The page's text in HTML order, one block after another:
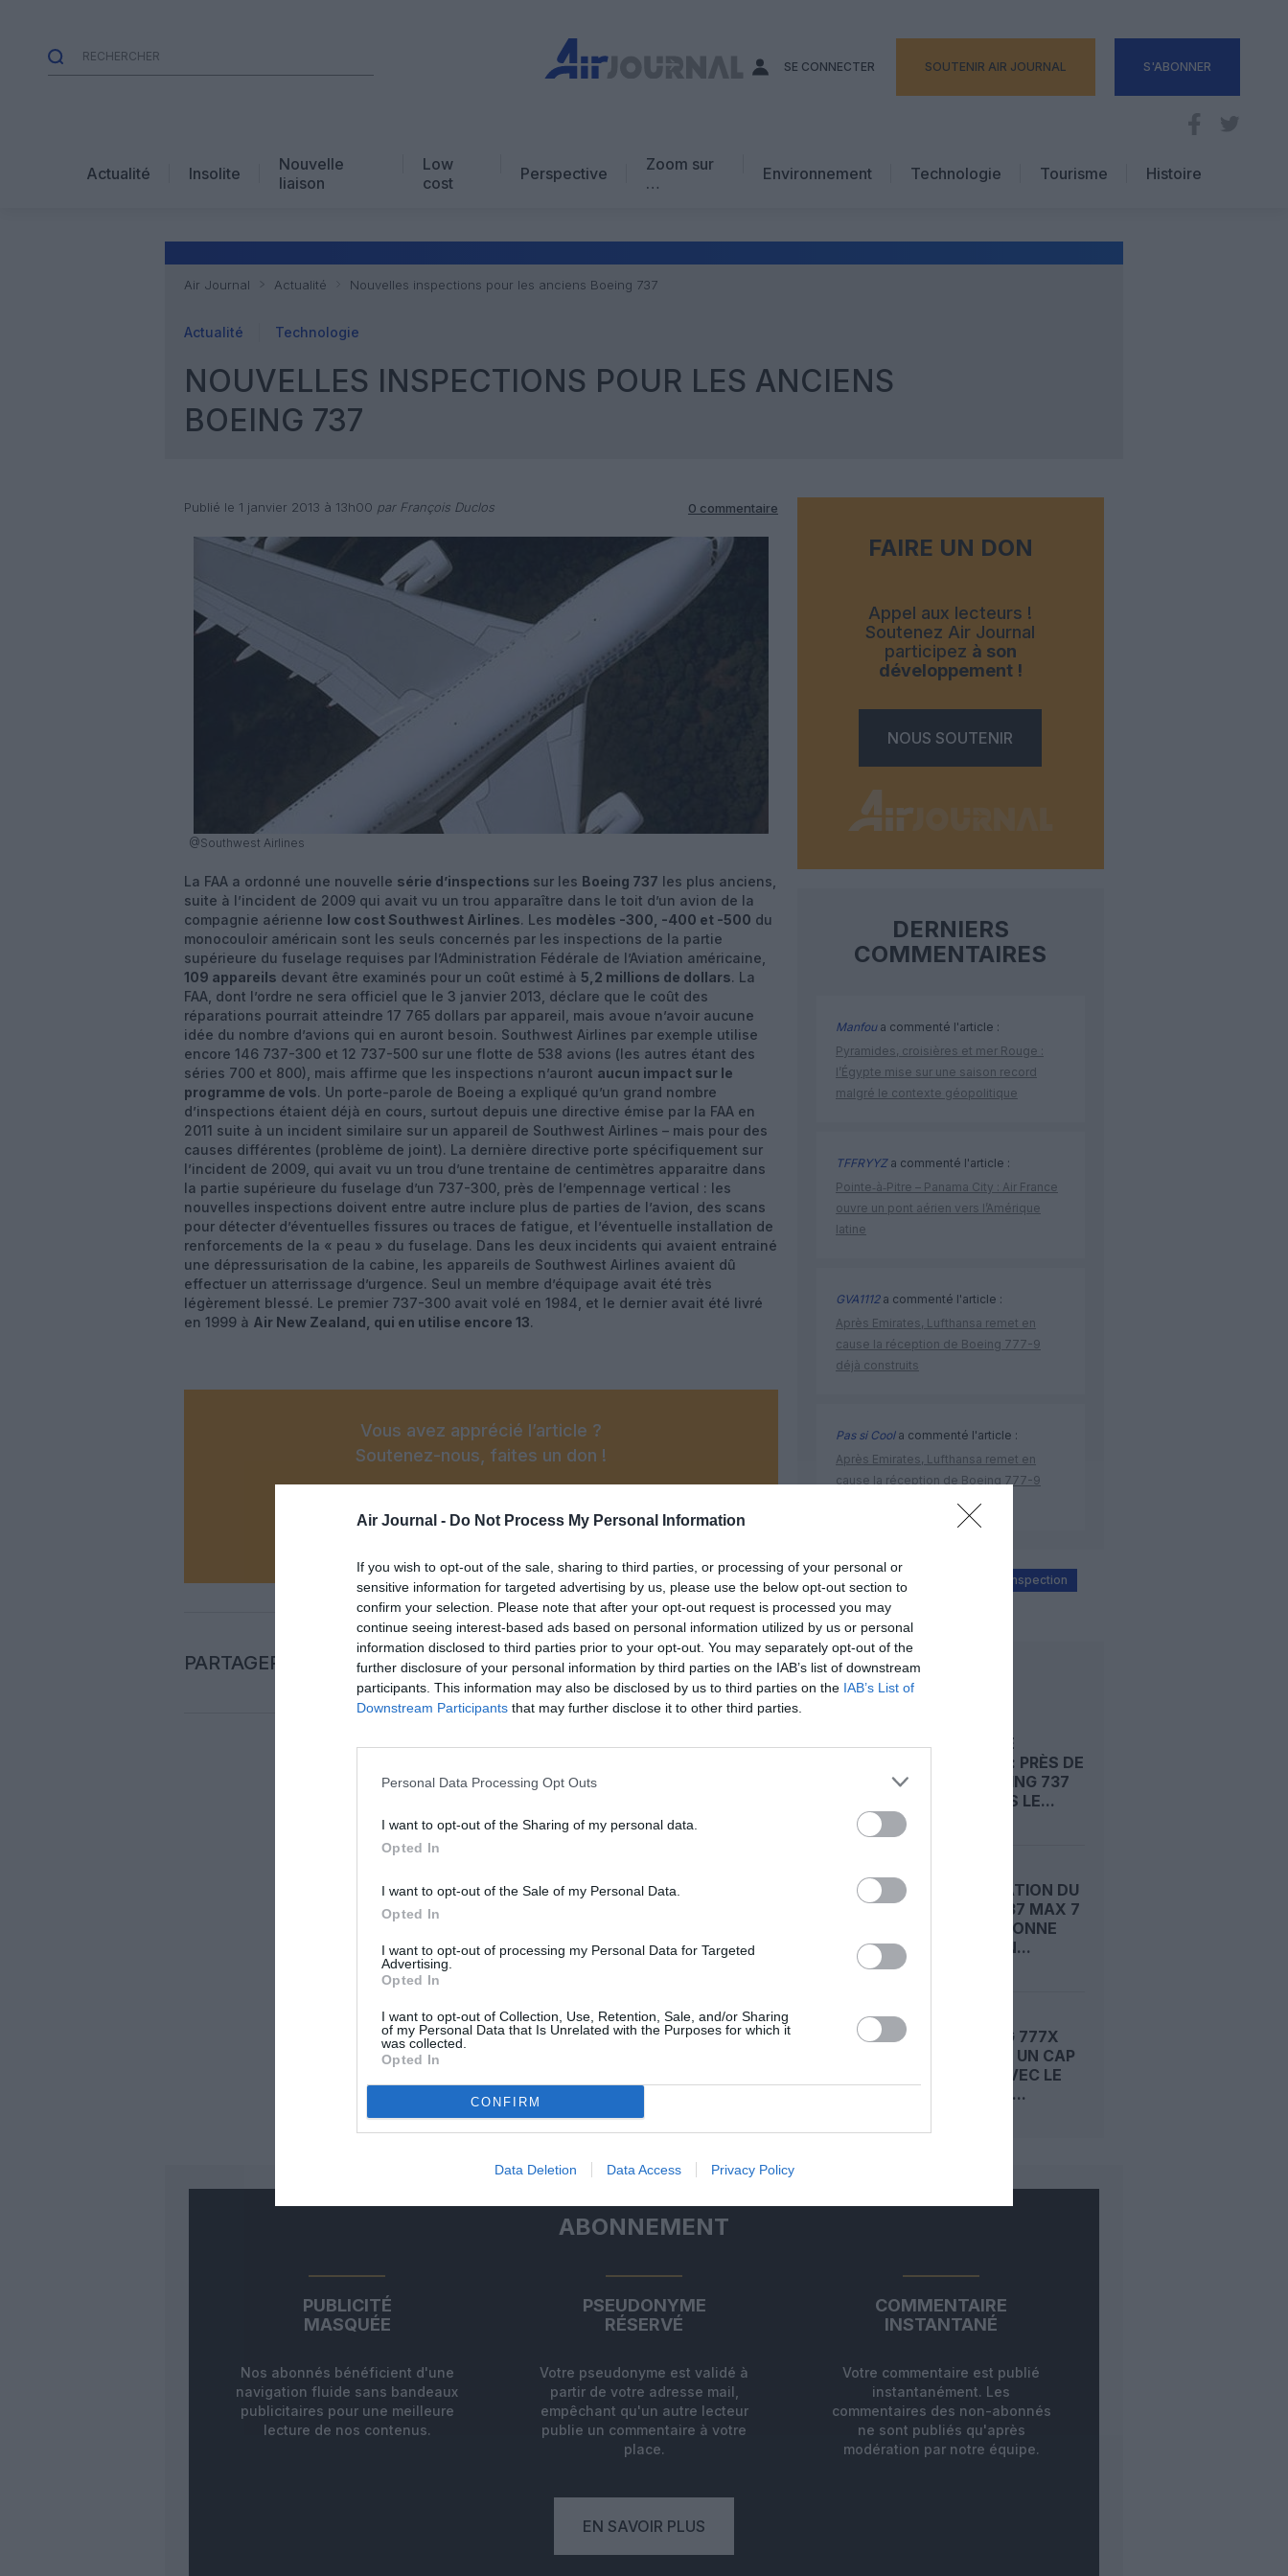
Air Journal - Do Not Process My Personal Information
If you wish to opt-out of the sale, sharing to third parties, or processing of your personal or
sensitive information for targeted advertising by us, please use the below opt-out section to
confirm your selection. Please note that after your opt-out request is processed you may
continue seeing interest-based ads based on personal information utilized by us or personal
information disclosed to third parties prior to your opt-out. You may separately opt-out of the
further disclosure of your personal information by third parties on the IAB’s list of downstream
participants. This information may also be disclosed by us to third parties on the IAB’s List of
Downstream Participants that may further disclose it to other third parties.
Personal Data Processing Opt Outs
I want to opt-out of the Sharing of my personal data.
Opted In
I want to opt-out of the Sale of my Personal Data.
Opted In
I want to opt-out of processing my Personal Data for Targeted
Advertising.
Opted In
I want to opt-out of Collection, Use, Retention, Sale, and/or Sharing
of my Personal Data that Is Unrelated with the Purposes for which it
was collected.
Opted In
CONFIRM
Data Deletion Data Access Privacy Policy
SE CONNECTER SOUTENIR AIR JOURNAL S'ABONNER
Actualité Insolite
Nouvelle
liaison
Low
cost
Perspective
Zoom sur
…
Avis d’expert
Environnement Technologie
Tourisme
Hôtellerie
Histoire
Air Journal Actualité Nouvelles inspections pour les anciens Boeing 737
Actualité Technologie
NOUVELLES INSPECTIONS POUR LES ANCIENS
BOEING 737
Publié le 1 janvier 2013 à 13h00 par François Duclos 0 commentaire
@Southwest Airlines
La FAA a ordonné une nouvelle série d’inspections sur les Boeing 737 les plus anciens,
suite à l’incident de 2009 qui avait vu un trou apparaître dans le toit d’un avion de la
compagnie aérienne low cost Southwest Airlines. Les modèles -300, -400 et -500 du
monocouloir américain sont les seuls concernés par les inspections de la partie
supérieure du fuselage requises par l’Administration Fédérale de l’Aviation américaine,
109 appareils devant être examinés pour un coût estimé à 5,2 millions de dollars. La
FAA, dont l’ordre ne sera officiel que le 3 janvier 2013, déclare que le coût des
réparations pourrait atteindre 17 765 dollars par appareil, mais avoue n’avoir aucune
idée du nombre d’avions qui en auront besoin. Southwest Airlines par exemple utilise
encore 146 737-300 et 12 737-500 sur une flotte de 538 avions (les autres étant des
séries 700 et 800), mais affirme que les inspections n’auront aucun impact sur le
programme de vols. Un porte-parole de Boeing a expliqué qu’un grand nombre
d’inspections étaient déjà en cours, surtout depuis une directive émise par la FAA en
2011 suite à un incident similaire sur un appareil de Southwest Airlines – mais pour des
causes différentes (problème de joint). La dernière directive porte spécifiquement sur
l’incident de 2009, qui avait vu un trou d’une trentaine de centimètres apparaitre dans
la partie supérieure du fuselage d’un 737-300, près de l’empennage vertical : les
nouvelles inspections doivent entre autre inclure plus de parties de l’avion, des scans
pour détecter d’éventuelles fissures ou traces de fatigue, et l’éventuelle installation de
renforcements de la « peau » du fuselage. Dans les deux incidents qui avaient entrainé
une dépressurisation de la cabine, les appareils de Southwest Airlines avaient dû
effectuer un atterrissage d’urgence. Seul un membre d’équipage avait été très
légèrement blessé. Le premier 737-300 avait volé en 1984, et le dernier avait été livré
en 1999 à Air New Zealand , qui en utilise encore 13.
Vous avez apprécié l’article ?
Soutenez-nous, faites un don !
NOUS SOUTENIR
PARTAGER L'ARTICLE
FacebookTwitterPinterestLinkedInEmail Print
Aucun commentaire !
LAISSER UN COMMENTAIRE
FAIRE UN DON
Appel aux lecteurs !
Soutenez Air Journal
participez à son
développement !
NOUS SOUTENIR
DERNIERS
COMMENTAIRES
Manfoua commenté l'article :
Pyramides, croisières et mer Rouge :
l’Égypte mise sur une saison record
malgré le contexte géopolitique
TFFRYYZa commenté l'article :
Pointe‑à‑Pitre – Panama City : Air France
ouvre un pont aérien vers l’Amérique
latine
GVA1112a commenté l'article :
Après Emirates, Lufthansa remet en
cause la réception de Boeing 777-9
déjà construits
Pas si Coola commenté l'article :
Après Emirates, Lufthansa remet en
cause la réception de Boeing 777-9
boeing etats-unis inspection
Southwest Airlines
LIRE AUSSI
RISQUE DE
FISSURES : PRÈS DE
1 500 BOEING 737
MAX DANS LE...
CERTIFICATION DU
BOEING 737 MAX 7
: LA FAA DONNE
ENFIN SON...
LE BOEING 777X
FRANCHIT UN CAP
DÉCISIF AVEC LE
SEPTIÈME...
ABONNEMENT
PUBLICITÉ
MASQUÉE
Nos abonnés bénéficient d'une
navigation fluide sans bandeaux
publicitaires pour une meilleure
lecture de nos contenus.
PSEUDONYME
RÉSERVÉ
Votre pseudonyme est validé à
partir de votre adresse mail,
empêchant qu'un autre lecteur
publie un commentaire à votre
place.
COMMENTAIRE
INSTANTANÉ
Votre commentaire est publié
instantanément. Les
commentaires des non-abonnés
ne sont publiés qu'après
modération par notre équipe.
EN SAVOIR PLUS